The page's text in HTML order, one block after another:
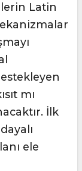
Latin
mı
İlk
ele